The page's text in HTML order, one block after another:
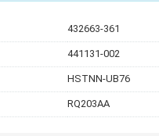
432663-361
441131-002
HSTNN-UB76
RQ203AA